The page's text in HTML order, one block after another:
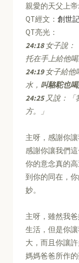
親愛的天父上帝:
QT經文：創世
QT亮光：
24:18女子說：
托在手上給他喝
24:19女子給他
水， 叫駱駝也
24:25又說：「
方。」
主呀，感謝你
感謝你讓我們
你的意念真的
到你的同在，
妙。
主呀，雖然我
生活，但是你
大，而且你讓
媽媽爸爸所作